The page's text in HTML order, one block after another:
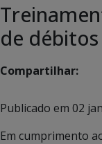
de débitos
Compartilhar:
Publicado em 02
Em cumprimento